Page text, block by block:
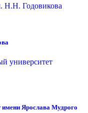
имени Ярослава Мудрого